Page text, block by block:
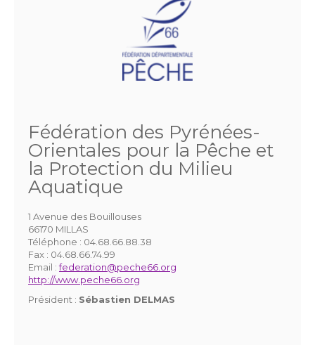
Fédération des Pyrénées-
Orientales pour la Pêche et
la Protection du Milieu
Aquatique
1 Avenue des Bouillouses
66170 MILLAS
Téléphone : 04.68.66.88.38
Fax : 04.68.66.74.99
Email :federation@peche66.org
http://www.peche66.org
Président : Sébastien DELMAS